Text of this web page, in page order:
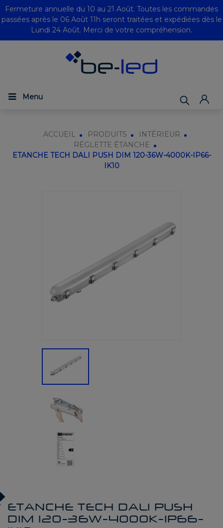
Fermeture annuelle du 10 au 21 Août. Toutes les commandes
passées après le 06 Août 11h seront traitées et expédiées dès le
Lundi 24 Août. Merci de votre compréhension.
Menu
ACCUEIL PRODUITS
INTÉRIEUR
RÉGLETTE ÉTANCHE
ETANCHE TECH DALI PUSH DIM 120-36W-4000K-IP66-
IK10
ETANCHE TECH DALI PUSH
DIM 120-36W-4000K-IP66-